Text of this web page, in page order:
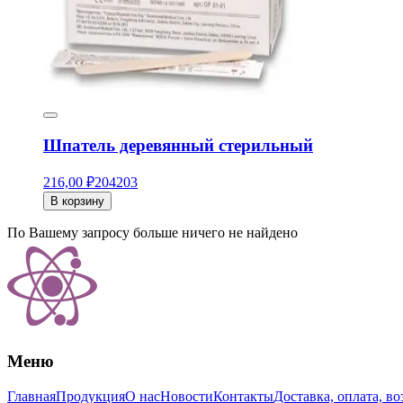
Шпатель деревянный стерильный
216,00 ₽204203
В корзину
По Вашему запросу больше ничего не найдено
Меню
ГлавнаяПродукцияО насНовостиКонтактыДоставка, оплата,